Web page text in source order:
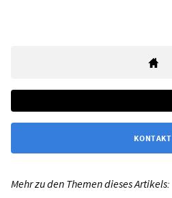
KONTAKT
Mehr zu den Themen dieses Artikels: